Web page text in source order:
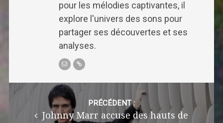
pour les mélodies captivantes, il
explore l'univers des sons pour
partager ses découvertes et ses
analyses.
navigation
PRÉCÉDENT :
Johnny Marr accuse des hauts de